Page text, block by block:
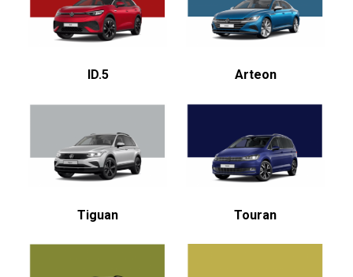
ID.5 Arteon
Tiguan Touran